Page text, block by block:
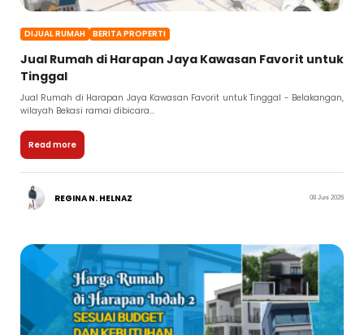
DIJUAL RUMAH BERITA PROPERTI
Jual Rumah di Harapan Jaya Kawasan Favorit untuk
Tinggal
Jual Rumah di Harapan Jaya Kawasan Favorit untuk Tinggal - Belakangan,
wilayah Bekasi ramai dibicara...
Read more
REGINA N. HELNAZ 08 Juni 2026